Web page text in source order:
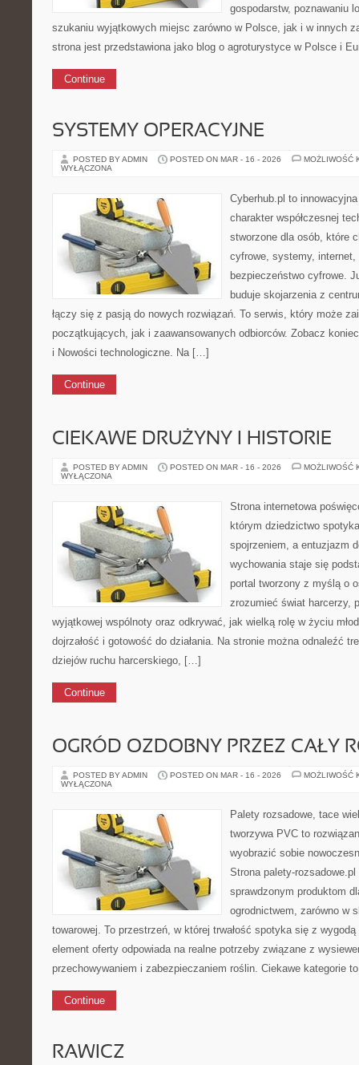
gospodarstw, poznawaniu
szukaniu wyjątkowych miejsc zarówno w Polsce, jak i w innych
strona jest przedstawiona jako blog o agroturystyce w Polsce i
Continue
SYSTEMY OPERACYJNE
POSTED BY ADMIN POSTED ON MAR - 16 - 2026
MOŻLIWOŚĆ
WYŁĄCZONA
Cyberhub.pl to
charakter współczesnej
stworzone dla osób, które
cyfrowe, systemy,
bezpieczeństwo cyfrowe.
buduje skojarzenia z
łączy się z pasją do nowych rozwiązań. To serwis, który może
początkujących, jak i zaawansowanych odbiorców. Zobacz
i Nowości technologiczne. Na […]
Continue
CIEKAWE DRUŻYNY I HISTORIE
POSTED BY ADMIN POSTED ON MAR - 16 - 2026
MOŻLIWOŚĆ
WYŁĄCZONA
Strona internetowa
którym dziedzictwo
spojrzeniem, a entuzjazm
wychowania staje się
portal tworzony z myślą o
zrozumieć świat harcerzy,
wyjątkowej wspólnoty oraz odkrywać, jak wielką rolę w życiu
dojrzałość i gotowość do działania. Na stronie można odnaleźć
dziejów ruchu harcerskiego, […]
Continue
OGRÓD OZDOBNY PRZEZ CAŁY
POSTED BY ADMIN POSTED ON MAR - 16 - 2026
MOŻLIWOŚĆ
WYŁĄCZONA
Palety rozsadowe, tace
tworzywa PVC to
wyobrazić sobie
Strona palety-
sprawdzonym produktom
ogrodnictwem, zarówno w
towarowej. To przestrzeń, w której trwałość spotyka się z
element oferty odpowiada na realne potrzeby związane z
przechowywaniem i zabezpieczaniem roślin. Ciekawe kategorie
Continue
RAWICZ